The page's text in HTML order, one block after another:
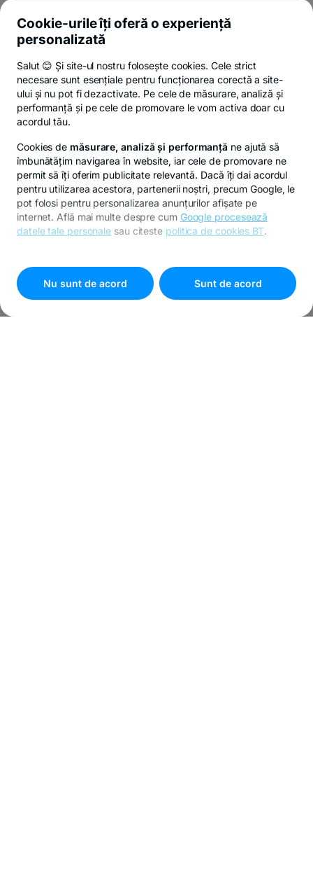
Cookie-urile îți oferă o experiență
personalizată
Salut 😊 Și site-ul nostru folosește cookies. Cele strict
necesare sunt esențiale pentru funcționarea corectă a site-
ului și nu pot fi dezactivate. Pe cele de măsurare, analiză și
performanță și pe cele de promovare le vom activa doar cu
acordul tău.
Cookies de măsurare, analiză și performanță ne ajută să
îmbunătățim navigarea în website, iar cele de promovare ne
permit să îți oferim publicitate relevantă. Dacă îți dai acordul
pentru utilizarea acestora, partenerii noștri, precum Google, le
pot folosi pentru personalizarea anunțurilor afișate pe
internet. Află mai multe despre cum Google procesează
datele tale personale sau citeste politica de cookies BT.
cookies"
Nu sunt de acord
Sunt de acord